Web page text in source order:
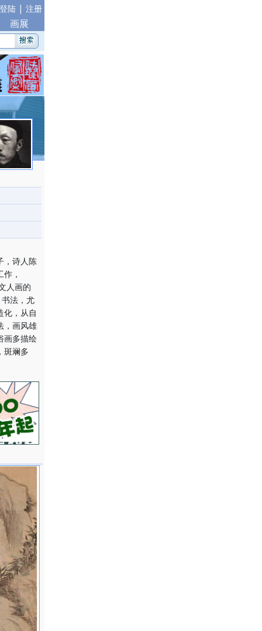
登陆 | 注册
画展
，诗人陈
，
人画的
法，尤
化，从自
，画风雄
画多描绘
斑斓多